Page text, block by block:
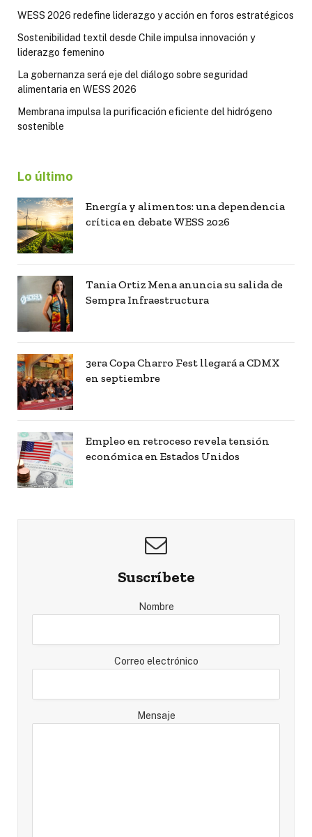
WESS 2026 redefine liderazgo y acción en foros estratégicos
Sostenibilidad textil desde Chile impulsa innovación y
liderazgo femenino
La gobernanza será eje del diálogo sobre seguridad
alimentaria en WESS 2026
Membrana impulsa la purificación eficiente del hidrógeno
sostenible
Lo último
Energía y alimentos: una dependencia
crítica en debate WESS 2026
Tania Ortiz Mena anuncia su salida de
Sempra Infraestructura
3era Copa Charro Fest llegará a CDMX
en septiembre
Empleo en retroceso revela tensión
económica en Estados Unidos
Suscríbete
Nombre
Correo electrónico
Mensaje